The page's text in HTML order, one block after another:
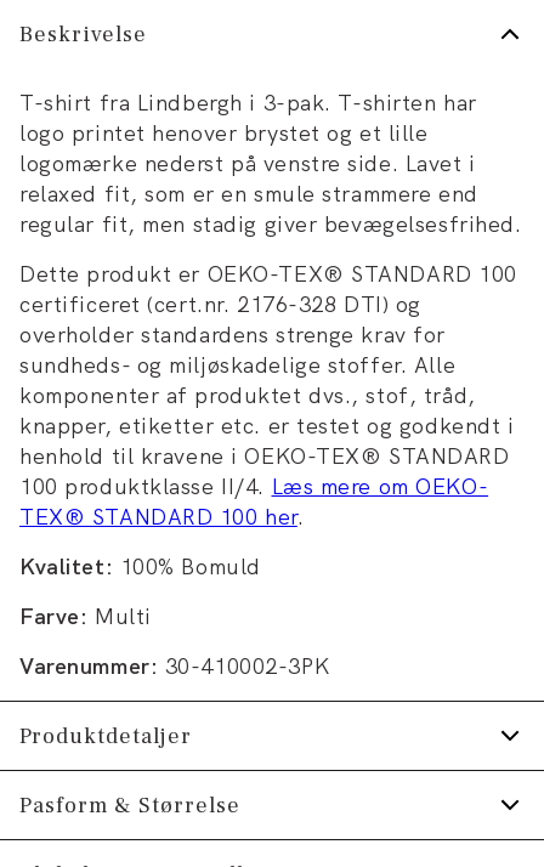
Beskrivelse
T-shirt fra Lindbergh i 3-pak. T-shirten har
logo printet henover brystet og et lille
logomærke nederst på venstre side. Lavet i
relaxed fit, som er en smule strammere end
regular fit, men stadig giver bevægelsesfrihed.
Dette produkt er OEKO-TEX® STANDARD 100
certificeret (cert.nr. 2176-328 DTI) og
overholder standardens strenge krav for
sundheds- og miljøskadelige stoffer. Alle
komponenter af produktet dvs., stof, tråd,
knapper, etiketter etc. er testet og godkendt i
henhold til kravene i OEKO-TEX® STANDARD
100 produktklasse II/4. Læs mere om OEKO-
TEX® STANDARD 100 her.
Kvalitet: 100% Bomuld
Farve: Multi
Varenummer: 30-410002-3PK
Produktdetaljer
De melerede T-shirts er lavet i
bomuldsblend.
Pasform & Størrelse